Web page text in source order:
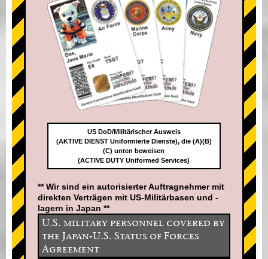
US DoD/Militärischer Ausweis
(AKTIVE DIENST Uniformierte Dienste), die (A)(B)
(C) unten beweisen
(ACTIVE DUTY Uniformed Services)
** Wir sind ein autorisierter Auftragnehmer mit
direkten Verträgen mit US-Militärbasen und -
lagern in Japan **
U.S. military personnel covered by
the Japan-U.S. Status of Forces
Agreement